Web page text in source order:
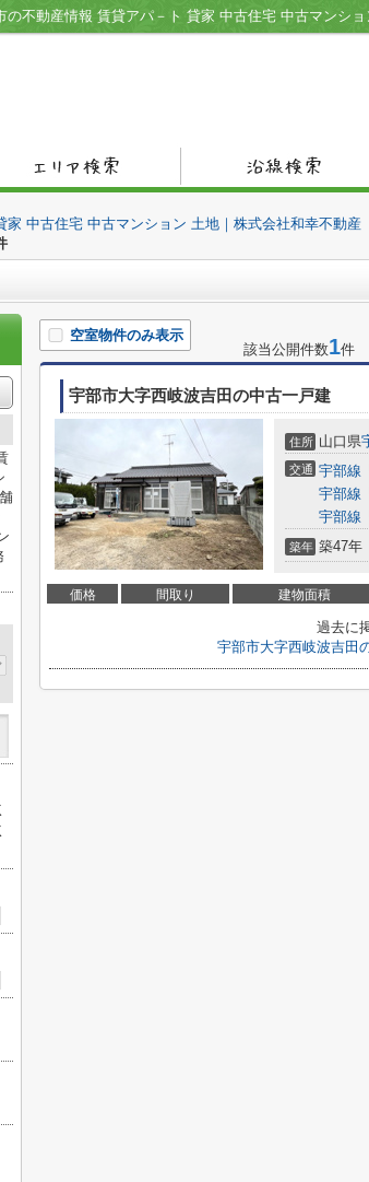
中古住宅 中古マンション 土地｜株式会社和幸不動産
空室物件のみ表示
該当公開件数1件
宇部市大字西岐波吉田の中古一戸建
住所 山口県
交通 宇部線
宇部線
宇部線
築年 築47年
価格 間取り 建物面積
過去に
宇部市大字西岐波吉田